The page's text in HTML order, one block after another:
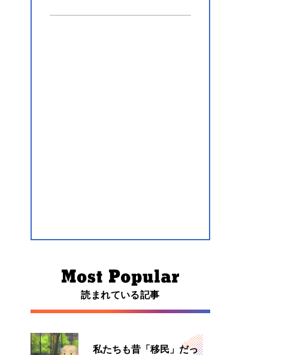
読まれている記事
私たちも昔「移民」だっ